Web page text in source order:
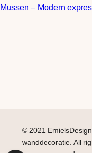
© 2021
wanddecoratie. All